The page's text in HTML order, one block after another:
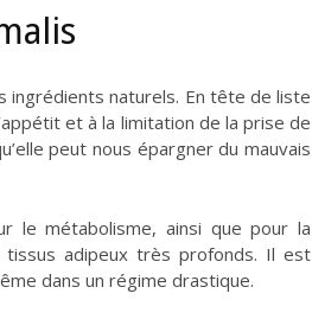
ingrédients naturels. En tête de liste
et à la limitation de la prise de
peut nous épargner du mauvais
le métabolisme, ainsi que pour la
adipeux très profonds. Il est
dans un régime drastique.